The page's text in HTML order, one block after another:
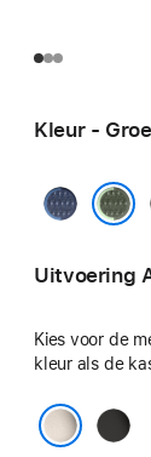
Kleur -
Blauw/
Uitvoering
Kies voor de
kleur als de
Zwart